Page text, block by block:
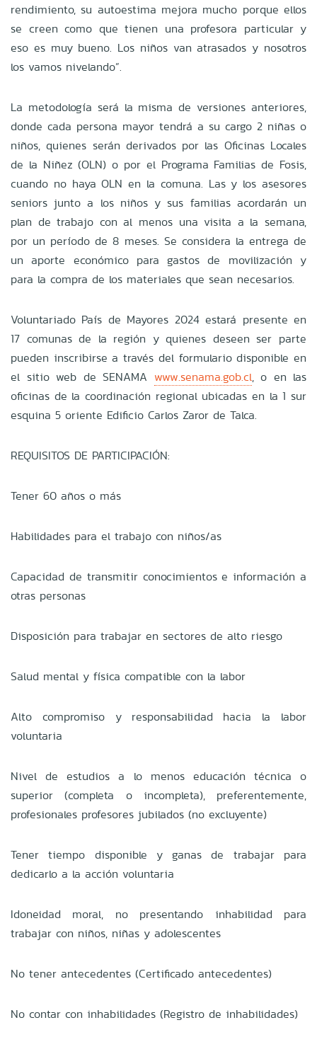
rendimiento, su autoestima mejora mucho porque ellos
se creen como que tienen una profesora particular y
eso es muy bueno. Los niños van atrasados y nosotros
los vamos nivelando”.
La metodología será la misma de versiones anteriores,
donde cada persona mayor tendrá a su cargo 2 niñas o
niños, quienes serán derivados por las Oficinas Locales
de la Niñez (OLN) o por el Programa Familias de Fosis,
cuando no haya OLN en la comuna. Las y los asesores
seniors junto a los niños y sus familias acordarán un
plan de trabajo con al menos una visita a la semana,
por un período de 8 meses. Se considera la entrega de
un aporte económico para gastos de movilización y
para la compra de los materiales que sean necesarios.
Voluntariado País de Mayores 2024 estará presente en
17 comunas de la región y quienes deseen ser parte
pueden inscribirse a través del formulario disponible en
el sitio web de SENAMA www.senama.gob.cl, o en las
oficinas de la coordinación regional ubicadas en la 1 sur
esquina 5 oriente Edificio Carlos Zaror de Talca.
REQUISITOS DE PARTICIPACIÓN:
Tener 60 años o más
Habilidades para el trabajo con niños/as
Capacidad de transmitir conocimientos e información a
otras personas
Disposición para trabajar en sectores de alto riesgo
Salud mental y física compatible con la labor
Alto compromiso y responsabilidad hacia la labor
voluntaria
Nivel de estudios a lo menos educación técnica o
superior (completa o incompleta), preferentemente,
profesionales profesores jubilados (no excluyente)
Tener tiempo disponible y ganas de trabajar para
dedicarlo a la acción voluntaria
Idoneidad moral, no presentando inhabilidad para
trabajar con niños, niñas y adolescentes
No tener antecedentes (Certificado antecedentes)
No contar con inhabilidades (Registro de inhabilidades)